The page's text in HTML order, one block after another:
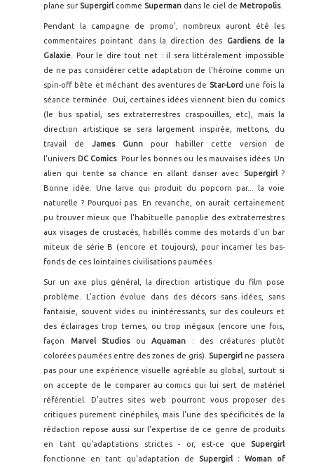
plane sur Supergirl comme Superman dans le ciel de Metropolis.
Pendant la campagne de promo', nombreux auront été les
commentaires pointant dans la direction des
Gardiens de la
Galaxie . Pour le dire tout net : il sera littéralement impossible
de ne pas considérer cette adaptation de l'héroïne comme un
spin-off bête et méchant des aventures de Star-Lord une fois la
séance terminée. Oui, certaines idées viennent bien du comics
(le bus spatial, ses extraterrestres craspouilles, etc), mais la
direction artistique se sera largement inspirée, mettons, du
travail de James Gunnpour habiller cette version de
l'univers DC Comics. Pour les bonnes ou les mauvaises idées. Un
alien qui tente sa chance en allant danser avec
Supergirl?
Bonne idée. Une larve qui produit du popcorn par... la voie
naturelle ? Pourquoi pas. En revanche, on aurait certainement
pu trouver mieux que l'habituelle panoplie des extraterrestres
aux visages de crustacés, habillés comme des motards d'un bar
miteux de série B (encore et toujours), pour incarner les bas-
fonds de ces lointaines civilisations paumées.
Sur un axe plus général, la direction artistique du film pose
problème. L'action évolue dans des décors sans idées, sans
fantaisie, souvent vides ou inintéressants, sur des couleurs et
des éclairages trop ternes, ou trop inégaux (encore une fois,
façon Marvel Studiosou Aquaman : des créatures plutôt
colorées paumées entre des zones de gris).
Supergirlne passera
pas pour une expérience visuelle agréable au global, surtout si
on accepte de le comparer au comics qui lui sert de matériel
référentiel. D'autres sites web pourront vous proposer des
critiques purement cinéphiles, mais l'une des spécificités de la
rédaction repose aussi sur l'expertise de ce genre de produits
en tant qu'adaptations strictes - or, est-ce que Supergirl
fonctionne en tant qu'adaptation de Supergirl : Woman of